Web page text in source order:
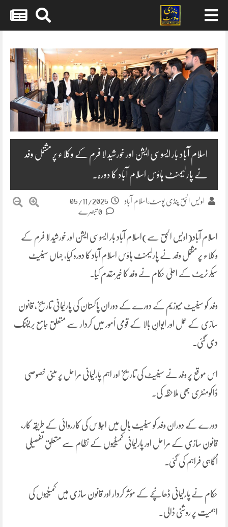
content
اسلام آباد بار ایسوسی ایشن اور خورشید لا فرم کے وکلاء پر مشتمل وفد
نے پارلیمنٹ ہاؤس اسلام آباد کا دورہ۔
اویس الحق پنڈی پوسٹ،اسلام آباد
05/11/2025
اسلام آباد(اویس الحق سے)اسلام آباد بار ایسوسی ایشن اور خورشید لا فرم کے
وکلاء پر مشتمل وفد نے پارلیمنٹ ہاؤس اسلام آباد کا دورہ کیا، جہاں سینیٹ
سیکرٹریٹ کے اعلیٰ حکام نے وفد کا خیرمقدم کیا۔
وفد کو سینیٹ میوزیم کے دورے کے دوران پاکستان کی پارلیمانی تاریخ، قانون
سازی کے عمل اور ایوانِ بالا کے قومی اُمور میں کردار سے متعلق جامع بریفنگ
دی گئی۔
اس موقع پر وفد نے سینیٹ کی تاریخ اور اہم پارلیمانی مراحل پر مبنی خصوصی
ڈاکومنٹری بھی ملاحظہ کی۔
دورے کے دوران وفد کو سینیٹ ہال میں اجلاس کی کارروائی کے طریقہ کار،
قانون سازی کے مراحل اور پارلیمانی کمیٹیوں کے نظام سے متعلق تفصیلی
آگاہی فراہم کی گئی۔
حکام نے پارلیمانی ڈھانچے کے مؤثر کردار اور قانون سازی میں کمیٹیوں کی
اہمیت پر روشنی ڈالی۔